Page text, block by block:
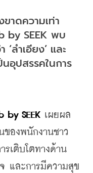
ขาดความเท่า
by SEEK พบ
ลำเอียง’ และ
อุปสรรคในการ
by SEEK เผยผล
ของพนักงานชาว
รเติบโตทางด้าน
และการมีความสุข